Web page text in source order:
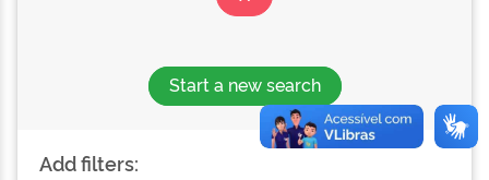
Start a new search
Add filters: